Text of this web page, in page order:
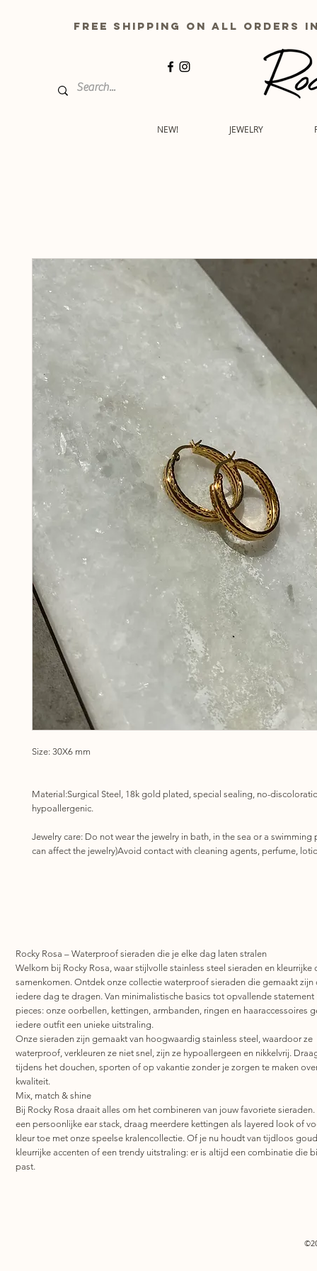
free shipping on all
NEW! JEWELRY
Size: 30X6 mm
Material:Surgical Steel, 18k gold plated, special sealing, no-
hypoallergenic.
Jewelry care: Do not wear the jewelry in bath, in the sea or a swimming
can affect the jewelry)Avoid contact with cleaning agents, perfume,
Rocky Rosa – Waterproof sieraden die je elke dag laten stralen
Welkom bij Rocky Rosa, waar stijlvolle stainless steel sieraden en kleurrijke
samenkomen. Ontdek onze collectie waterproof sieraden die gemaakt zijn
iedere dag te dragen. Van minimalistische basics tot opvallende statement
pieces: onze oorbellen, kettingen, armbanden, ringen en haaraccessoires
iedere outfit een unieke uitstraling.
Onze sieraden zijn gemaakt van hoogwaardig stainless steel, waardoor ze
waterproof, verkleuren ze niet snel, zijn ze hypoallergeen en nikkelvrij.
tijdens het douchen, sporten of op vakantie zonder je zorgen te maken
kwaliteit.
Mix, match & shine
Bij Rocky Rosa draait alles om het combineren van jouw favoriete sieraden.
een persoonlijke ear stack, draag meerdere kettingen als layered look of
kleur toe met onze speelse kralencollectie. Of je nu houdt van tijdloos
kleurrijke accenten of een trendy uitstraling: er is altijd een combinatie die
past.